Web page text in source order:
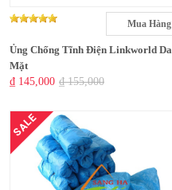
Mua Hàng
Ủng Chống Tĩnh Điện Linkworld Da
Mặt
₫ 145,000 ₫ 155,000
SALE